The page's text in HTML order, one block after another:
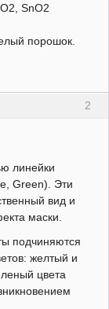
SnO2
порошок.
2
линейки
Green). Эти
вид и
маски.
подчиняются
желтый и
цвета